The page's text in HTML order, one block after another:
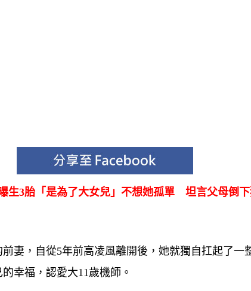
生3胎「是為了大女兒」不想她孤單 坦言父母倒
妻，自從5年前高凌風離開後，她就獨自扛起了一
幸福，認愛大11歲機師。